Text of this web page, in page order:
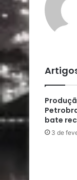
bate
3 de